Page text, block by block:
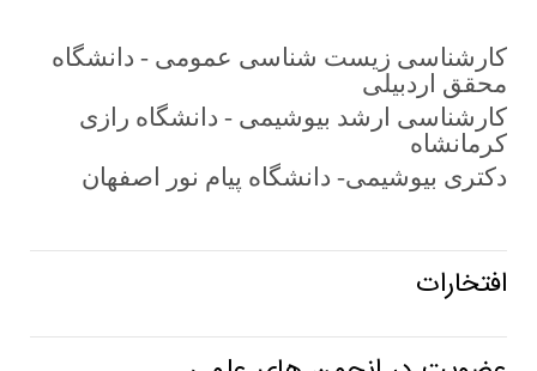
کارشناسی زیست شناسی عمومی - دانشگاه
محقق اردبیلی
کارشناسی ارشد بیوشیمی - دانشگاه رازی
کرمانشاه
دکتری بیوشیمی- دانشگاه پیام نور اصفهان
افتخارات